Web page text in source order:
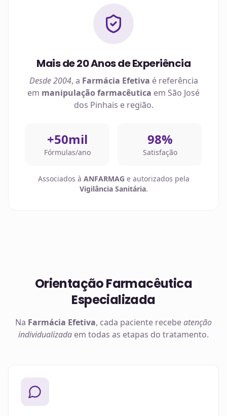
Mais de 20 Anos de Experiência
Desde 2004, a Farmácia Efetiva é referência
em manipulação farmacêutica em São José
dos Pinhais e região.
+50mil
Fórmulas/ano
98%
Satisfação
Associados à ANFARMAG e autorizados pela
Vigilância Sanitária.
Orientação Farmacêutica
Especializada
Na Farmácia Efetiva, cada paciente recebeatenção
individualizada em todas as etapas do tratamento.